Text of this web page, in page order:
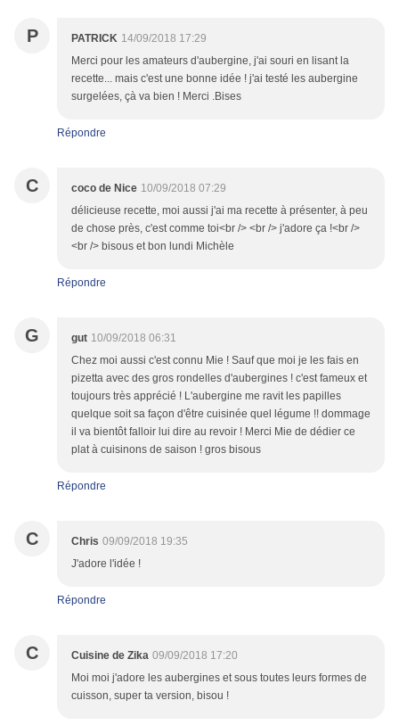
P PATRICK 14/09/2018 17:29
Merci pour les amateurs d'aubergine, j'ai souri en lisant la
recette... mais c'est une bonne idée ! j'ai testé les aubergine
surgelées, çà va bien ! Merci .Bises
Répondre
C coco de Nice 10/09/2018 07:29
délicieuse recette, moi aussi j'ai ma recette à présenter, à peu
de chose près, c'est comme toi<br /> <br /> j'adore ça !<br />
<br /> bisous et bon lundi Michèle
Répondre
G gut 10/09/2018 06:31
Chez moi aussi c'est connu Mie ! Sauf que moi je les fais en
pizetta avec des gros rondelles d'aubergines ! c'est fameux et
toujours très apprécié ! L'aubergine me ravit les papilles
quelque soit sa façon d'être cuisinée quel légume !! dommage
il va bientôt falloir lui dire au revoir ! Merci Mie de dédier ce
plat à cuisinons de saison ! gros bisous
Répondre
C Chris 09/09/2018 19:35
J'adore l'idée !
Répondre
C Cuisine de Zika 09/09/2018 17:20
Moi moi j'adore les aubergines et sous toutes leurs formes de
cuisson, super ta version, bisou !